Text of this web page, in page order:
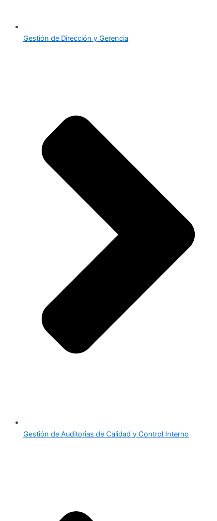
Gestión de Dirección y Gerencia
Gestión de Auditorias de Calidad y Control Interno